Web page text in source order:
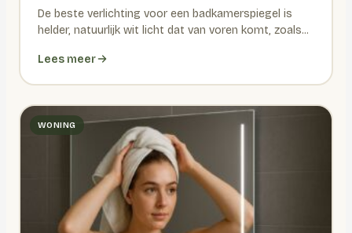
De beste verlichting voor een badkamerspiegel is
helder, natuurlijk wit licht dat van voren komt, zoals...
Lees meer
WONING